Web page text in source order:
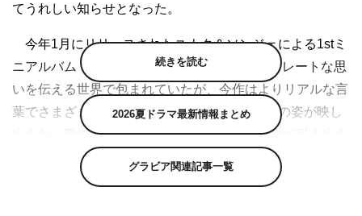
てうれしい知らせとなった。
今年1月にリリースされたユナク＆ソンジェによる1stミ
ニアルバム「Yours forever」は、優しさとストレートな思
いを伝える世界で包まれていたが、今作はよりリアルな言
葉でさまざまなジャンルにチャレンジした2人の姿が映し
出され、歌のスタイルもこれまでと異なる魅力が引き出さ
れた作品に。ミニアルバム発売後の9月にスタートする全
国ツアーを意識したライブ感があり、彼らのパフォーマン
続きを読む
2026夏ドラマ最新情報まとめ
グラビア関連記事一覧